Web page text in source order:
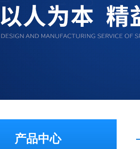
产品中心